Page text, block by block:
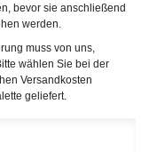
bevor sie anschließend
werden.
muss von uns,
wählen Sie bei der
Versandkosten
geliefert.